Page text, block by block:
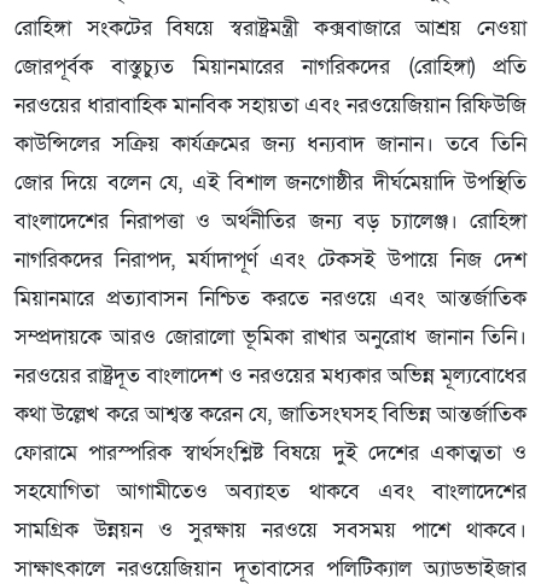
রোহিঙ্গা সংকটের বিষয়ে স্বরাষ্ট্রমন্ত্রী কক্সবাজারে আশ্রয় নেওয়া
জোরপূর্বক বাস্তুচ্যুত মিয়ানমারের নাগরিকদের (রোহিঙ্গা) প্রতি
নরওয়ের ধারাবাহিক মানবিক সহায়তা এবং নরওয়েজিয়ান রিফিউজি
কাউন্সিলের সক্রিয় কার্যক্রমের জন্য ধন্যবাদ জানান। তবে তিনি
জোর দিয়ে বলেন যে, এই বিশাল জনগোষ্ঠীর দীর্ঘমেয়াদি উপস্থিতি
বাংলাদেশের নিরাপত্তা ও অর্থনীতির জন্য বড় চ্যালেঞ্জ। রোহিঙ্গা
নাগরিকদের নিরাপদ, মর্যাদাপূর্ণ এবং টেকসই উপায়ে নিজ দেশ
মিয়ানমারে প্রত্যাবাসন নিশ্চিত করতে নরওয়ে এবং আন্তর্জাতিক
সম্প্রদায়কে আরও জোরালো ভূমিকা রাখার অনুরোধ জানান তিনি।
নরওয়ের রাষ্ট্রদূত বাংলাদেশ ও নরওয়ের মধ্যকার অভিন্ন মূল্যবোধের
কথা উল্লেখ করে আশ্বস্ত করেন যে, জাতিসংঘসহ বিভিন্ন আন্তর্জাতিক
ফোরামে পারস্পরিক স্বার্থসংশ্লিষ্ট বিষয়ে দুই দেশের একাত্মতা ও
সহযোগিতা আগামীতেও অব্যাহত থাকবে এবং বাংলাদেশের
সামগ্রিক উন্নয়ন ও সুরক্ষায় নরওয়ে সবসময় পাশে থাকবে।
সাক্ষাৎকালে নরওয়েজিয়ান দূতাবাসের পলিটিক্যাল অ্যাডভাইজার